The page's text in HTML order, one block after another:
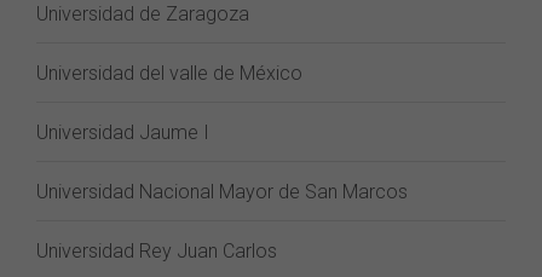
Universidad de Zaragoza
Universidad del valle de México
Universidad Jaume I
Universidad Nacional Mayor de San Marcos
Universidad Rey Juan Carlos